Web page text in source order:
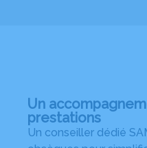
Un
prestations
Un conseiller dédié